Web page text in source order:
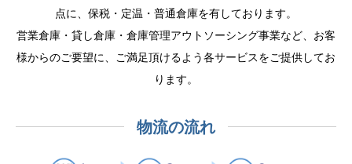
点に、保税・定温・普通倉庫を有しております。
営業倉庫・貸し倉庫・倉庫管理アウトソーシング事業など、お客
様からのご要望に、ご満足頂けるよう各サービスをご提供してお
ります。
物流の流れ